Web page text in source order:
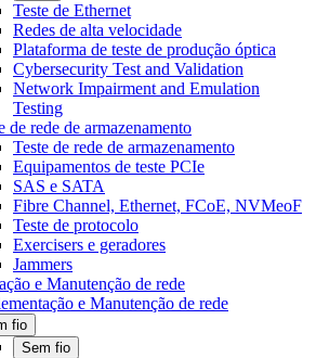
Teste de Ethernet
Redes de alta velocidade
Plataforma de teste de produção óptica
Cybersecurity Test and Validation
Network Impairment and Emulation
Testing
de rede de armazenamento
Teste de rede de armazenamento
Equipamentos de teste PCIe
SAS e SATA
Fibre Channel, Ethernet, FCoE, NVMeoF
Teste de protocolo
Exercisers e geradores
Jammers
e Manutenção de rede
e Manutenção de rede
fio
Sem fio